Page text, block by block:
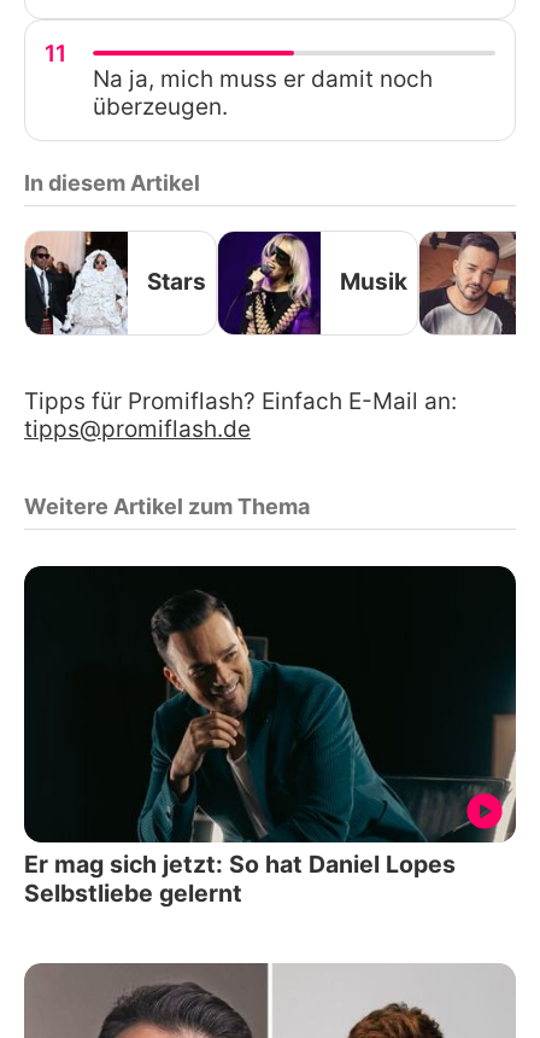
11
Na ja, mich muss er damit noch
überzeugen.
In diesem Artikel
Stars Musik
Tipps für Promiflash? Einfach E-Mail an:
tipps@promiflash.de
Weitere Artikel zum Thema
Er mag sich jetzt: So hat Daniel Lopes
Selbstliebe gelernt